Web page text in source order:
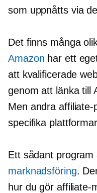
som uppnåtts via
Det finns många
Amazon har ett
att kvalificerade
genom att länka till
Men andra affiliate-
specifika
Ett sådant program
marknadsföring.
hur du gör affiliate-